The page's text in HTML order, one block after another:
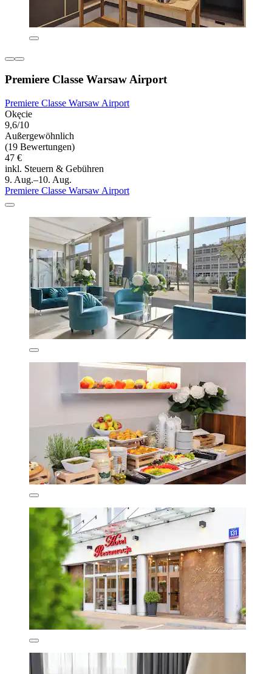
Premiere Classe Warsaw Airport
Premiere Classe Warsaw Airport
Okęcie
9,6/10
Außergewöhnlich
(19 Bewertungen)
47 €
inkl. Steuern & Gebühren
9. Aug.–10. Aug.
Premiere Classe Warsaw Airport